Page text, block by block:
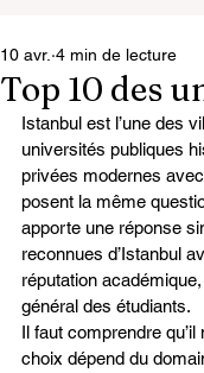
Top 10 des
10 avr. 4 min de lecture
Istanbul est l’une des
universités publiques
privées modernes
posent la même
apporte une réponse
reconnues d’Istanbul
réputation
général des étudiants.
Il faut comprendre
choix dépend du